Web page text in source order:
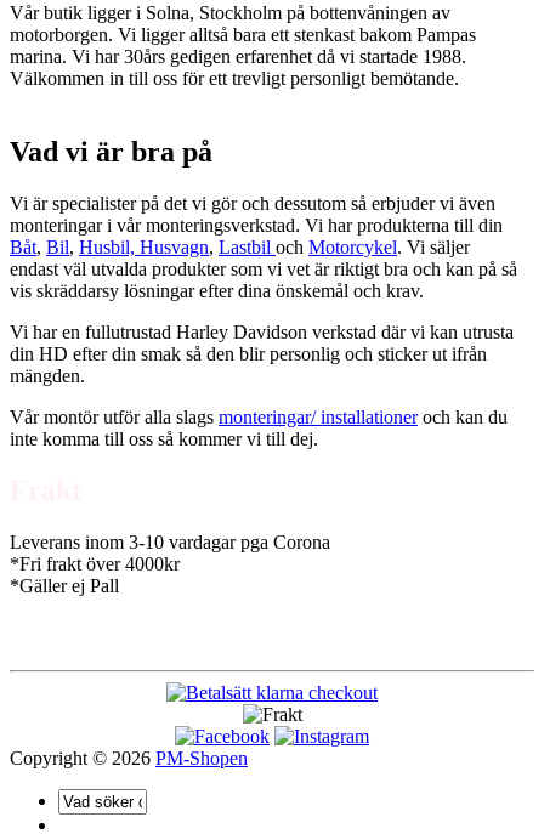
Vår butik ligger i Solna, Stockholm på bottenvåningen av
motorborgen. Vi ligger alltså bara ett stenkast bakom Pampas
marina. Vi har 30års gedigen erfarenhet då vi startade 1988.
Välkommen in till oss för ett trevligt personligt bemötande.
Vad vi är bra på
Vi är specialister på det vi gör och dessutom så erbjuder vi även
monteringar i vår monteringsverkstad. Vi har produkterna till din
Båt, Bil, Husbil, Husvagn, Lastbil och Motorcykel. Vi säljer
endast väl utvalda produkter som vi vet är riktigt bra och kan på så
vis skräddarsy lösningar efter dina önskemål och krav.
Vi har en fullutrustad Harley Davidson verkstad där vi kan utrusta
din HD efter din smak så den blir personlig och sticker ut ifrån
mängden.
Vår montör utför alla slags monteringar/ installationeroch kan du
inte komma till oss så kommer vi till dej.
Leverans inom 3-10 vardagar pga Corona
*Fri frakt över 4000kr
*Gäller ej Pall
Copyright © 2026 PM-Shopen